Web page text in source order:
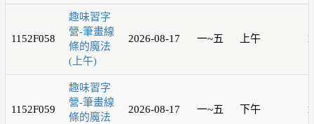
1152F058
趣味習字
營-筆畫線
條的魔法
(上午)
2026-08-17 一~五 上午
1152F059
趣味習字
營-筆畫線
條的魔法
2026-08-17 一~五 下午